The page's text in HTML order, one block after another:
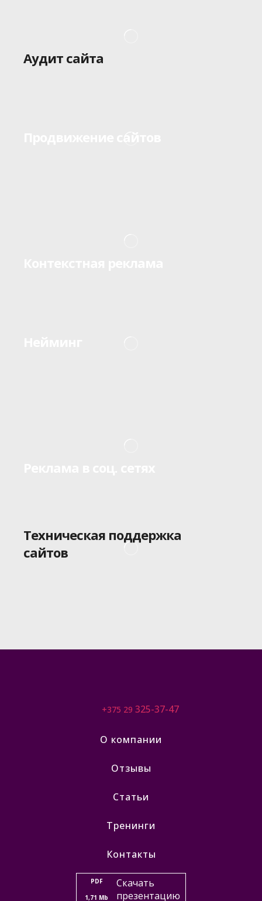
Аудит сайта
Техническая поддержка
сайтов
+375 29 325-37-47
О компании
Отзывы
Статьи
Тренинги
Контакты
PDF
1,71 Mb
Скачать
презентацию